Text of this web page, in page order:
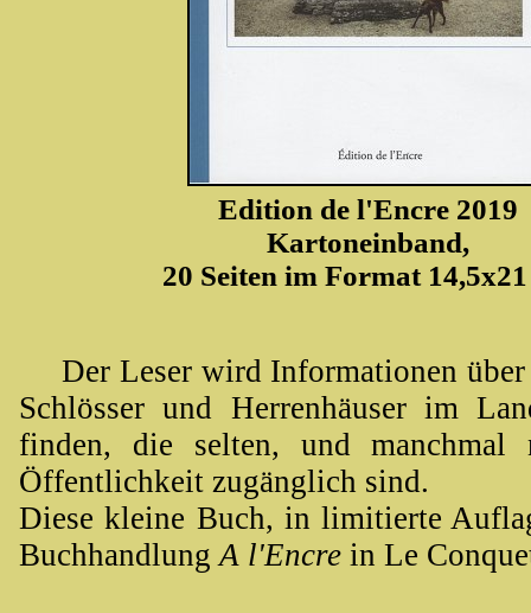
Edition de l'Encre 2019
Kartoneinband,
20 Seiten im Format
Der Leser wird Informationen
Schlösser und Herrenhäuser im
finden, die selten, und
Öffentlichkeit zugänglich sind.
Diese kleine Buch, in limitierte
Buchhandlung A l'Encre in Le